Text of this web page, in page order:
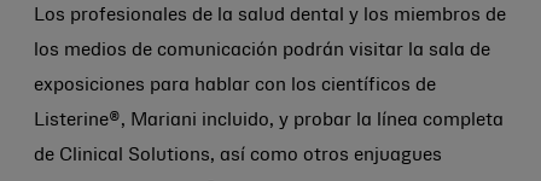
Los profesionales de la salud dental y los miembros de
los medios de comunicación podrán visitar la sala de
exposiciones para hablar con los científicos de
Listerine®, Mariani incluido, y probar la línea completa
de Clinical Solutions, así como otros enjuagues